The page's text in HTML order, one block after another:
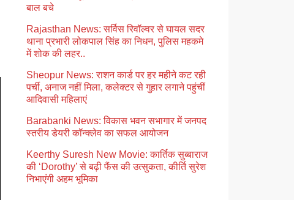
बाल बचे
Rajasthan News: सर्विस रिवॉल्वर से घायल सदर
थाना प्रभारी लोकपाल सिंह का निधन, पुलिस महकमे
में शोक की लहर..
Sheopur News: राशन कार्ड पर हर महीने कट रही
पर्ची, अनाज नहीं मिला, कलेक्टर से गुहार लगाने पहुंचीं
आदिवासी महिलाएं
Barabanki News: विकास भवन सभागार में जनपद
स्तरीय डेयरी कॉन्क्लेव का सफल आयोजन
Keerthy Suresh New Movie: कार्तिक सुब्बाराज
की ‘Dorothy’ से बढ़ी फैंस की उत्सुकता, कीर्ति सुरेश
निभाएंगी अहम भूमिका